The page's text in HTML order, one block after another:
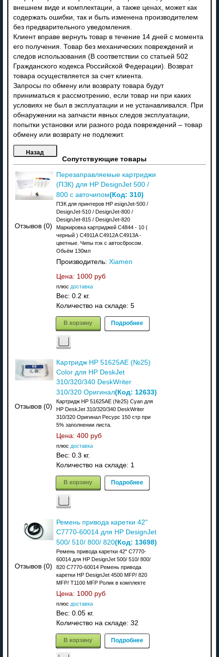
внешнем виде и комплектации, а также ценах, может как
содержать ошибки, так и быть изменена производителем
без предварительного уведомления.
Клиент вправе вернуть товар в течение 14 дней с момента
его получения. Товар без механических повреждений и
следов использования (В соответствии со статьей 502
Гражданского кодекса Российской Федерации). Возврат
товара осуществляется за счет клиента.
Запросы по обмену или возврату товара будут
приниматься к рассмотрению, если товар ни при каких
условиях не был в эксплуатации и не устанавливался. При
обнаружении на запчасти явных следов эксплуатации,
попытки установки или разного рода повреждений – товар
обмену или возврату не подлежит.
Сопутствующие товары
Отзывов (0)
Перезаправляемые картриджи
(ПЗК) для HP DesignJet 500 /
800 с авточипом(Код: 310)
ПЗК для принтеров HP esignJet-500 /
DesignJet-510 / DesignJet-800 /
DesignJet-815 / DesignJet-820
Маркировка картриджей C4844 - 10 (
черный ) C4911A C4912A C4913A -
цветные. Чипы пзк с автосбросом.
Обьём 130мл
Производитель: Xiamen
Цена: 1000 руб
плюс доставка
Вес: 0.2 кг.
Количество на складе: 5
В корзину Подробнее
Отзывов (0)
Картридж HP 51625AE (№25)
Color для HP DeskJet
310/320/340 DeskWriter
310/320 Оригинал(Код: 12633)
Картридж HP 51625AE (№25) Cyan для
HP DeskJet 310/320/340 DeskWriter
310/320 Оригинал Ресурс 150 стр при
5% заполнении листа.
Цена: 400 руб
плюс доставка
Вес: 0.3 кг.
Количество на складе: 1
В корзину Подробнее
Отзывов (0)
Ремень привода каретки 42"
C7770-60014 для HP DesignJet
500/ 510/ 800/ 820(Код: 13698)
Ремень привода каретки 42" C7770-
60014 для HP DesignJet 500/ 510/ 800/
820 C7770-60014 Ремень привода
каретки HP DesignJet 4500 MFP/ 820
MFP/ T1100 MFP Ролик в комплекте
Цена: 1000 руб
плюс доставка
Вес: 0.05 кг.
Количество на складе: 32
В корзину Подробнее